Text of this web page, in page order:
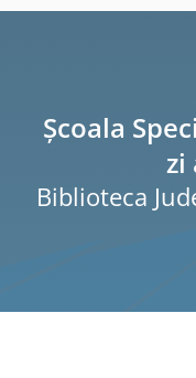
Ştiri şi evenimente
Școala
zi
Biblioteca